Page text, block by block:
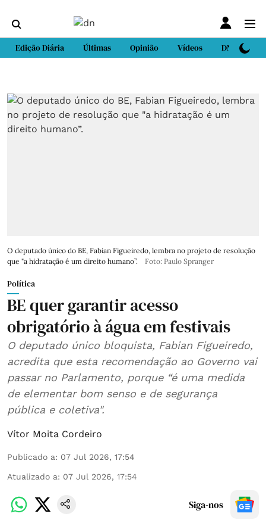
Edição Diária Últimas Opinião Vídeos DN Sport
O deputado único do BE, Fabian Figueiredo, lembra no projeto de resolução
que "a hidratação é um direito humano”.
Foto: Paulo Spranger
Política
BE quer garantir acesso
obrigatório à água em festivais
O deputado único bloquista, Fabian Figueiredo,
acredita que esta recomendação ao Governo vai
passar no Parlamento, porque “é uma medida
de elementar bom senso e de segurança
pública e coletiva".
Vítor Moita Cordeiro
Publicado a: 07 Jul 2026, 17:54
Atualizado a: 07 Jul 2026, 17:54
Siga-nos